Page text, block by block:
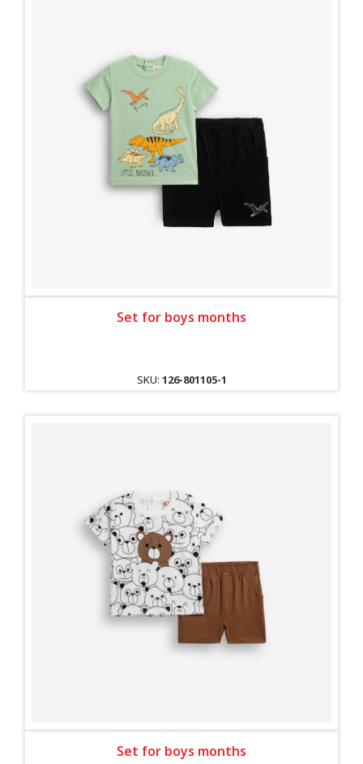
Set for boys months
SKU: 126-801105-1
Set for boys months